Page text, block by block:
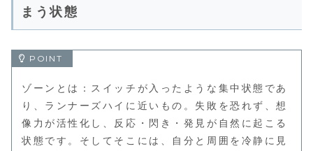
まう状態
ゾーンとは：スイッチが入ったような集中状態であ
り、ランナーズハイに近いもの。失敗を恐れず、想
像力が活性化し、反応・閃き・発見が自然に起こる
状態です。そしてそこには、自分と周囲を冷静に見